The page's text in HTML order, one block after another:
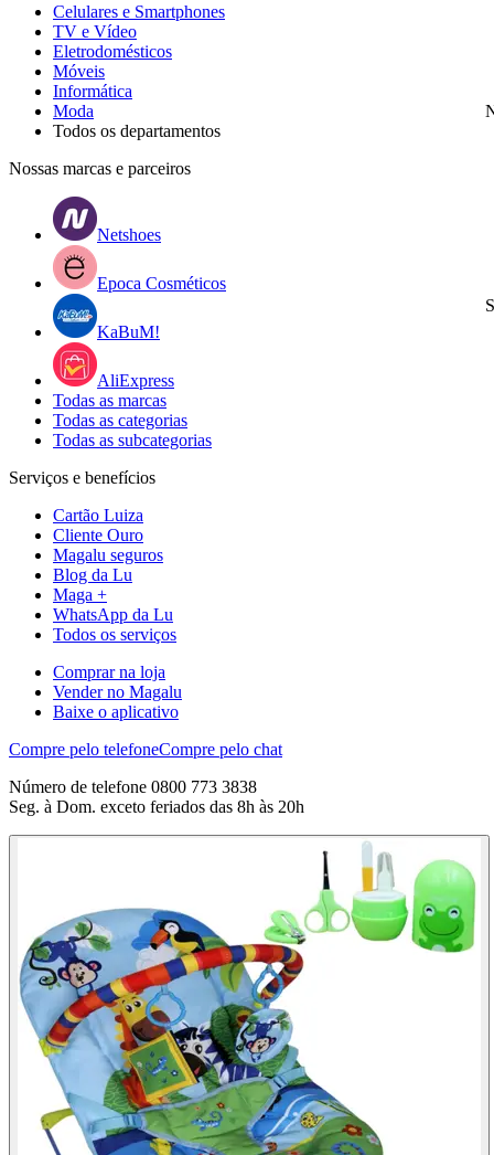
Celulares e Smartphones
TV e Vídeo
Eletrodomésticos
Móveis
Informática
Moda
Todos os departamentos
Nossas marcas e parceiros
Netshoes
Epoca Cosméticos
KaBuM!
AliExpress
Todas as marcas
Todas as categorias
Todas as subcategorias
Serviços e benefícios
Cartão Luiza
Cliente Ouro
Magalu seguros
Blog da Lu
Maga +
WhatsApp da Lu
Todos os serviços
Comprar na loja
Vender no Magalu
Baixe o aplicativo
Compre pelo telefoneCompre pelo chat
Número de telefone 0800 773 3838
Seg. à Dom. exceto feriados das 8h às 20h